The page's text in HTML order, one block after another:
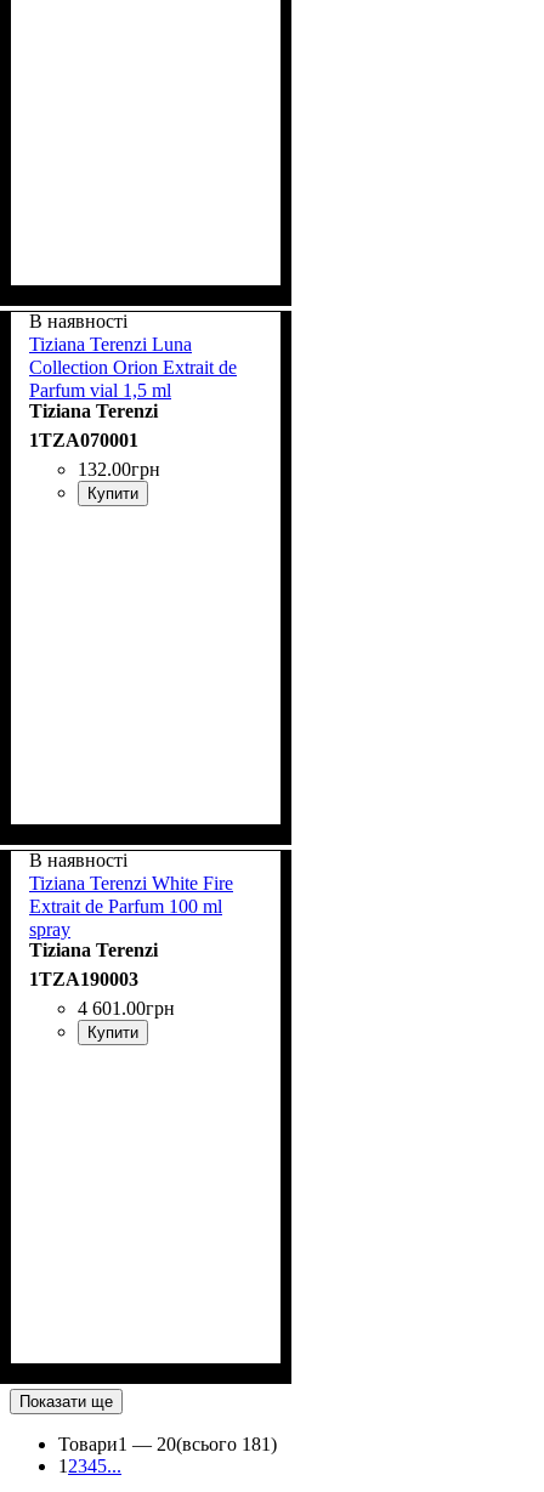
В наявності
Tiziana Terenzi Luna
Collection Orion Extrait de
Parfum vial 1,5 ml
Tiziana Terenzi
1TZA070001
132.00грн
Купити
В наявності
Tiziana Terenzi White Fire
Extrait de Parfum 100 ml
spray
Tiziana Terenzi
1TZA190003
4 601 .00грн
Купити
Показати ще
Товари1 — 20(всього 181)
1 2345...